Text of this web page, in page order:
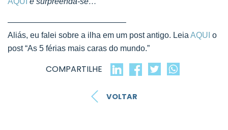
——————————————–
Aliás, eu falei sobre a ilha em um post antigo. Leia AQUI o
post “As 5 férias mais caras do mundo.”
COMPARTILHE
VOLTAR